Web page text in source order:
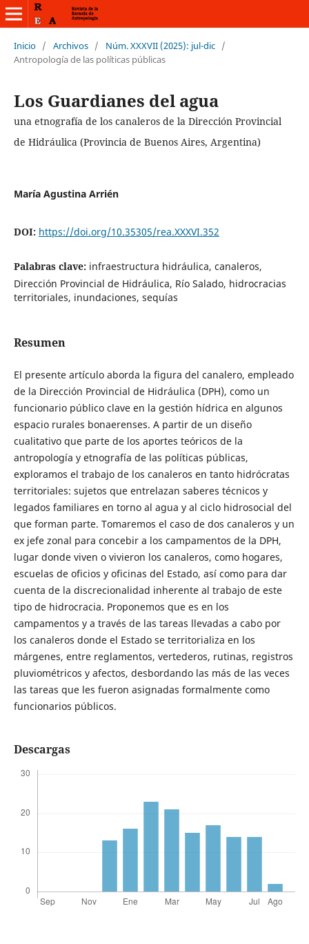
Inicio / Archivos / Núm. XXXVII (2025): jul-dic /
Antropología de las políticas públicas
Los Guardianes del agua
una etnografía de los canaleros de la Dirección Provincial
de Hidráulica (Provincia de Buenos Aires, Argentina)
María Agustina Arrién
DOI: https://doi.org/10.35305/rea.XXXVI.352
Palabras clave: infraestructura hidráulica, canaleros,
Dirección Provincial de Hidráulica, Río Salado, hidrocracias
territoriales, inundaciones, sequías
Resumen
El presente artículo aborda la figura del canalero, empleado
de la Dirección Provincial de Hidráulica (DPH), como un
funcionario público clave en la gestión hídrica en algunos
espacio rurales bonaerenses. A partir de un diseño
cualitativo que parte de los aportes teóricos de la
antropología y etnografía de las políticas públicas,
exploramos el trabajo de los canaleros en tanto hidrócratas
territoriales: sujetos que entrelazan saberes técnicos y
legados familiares en torno al agua y al ciclo hidrosocial del
que forman parte. Tomaremos el caso de dos canaleros y un
ex jefe zonal para concebir a los campamentos de la DPH,
lugar donde viven o vivieron los canaleros, como hogares,
escuelas de oficios y oficinas del Estado, así como para dar
cuenta de la discrecionalidad inherente al trabajo de este
tipo de hidrocracia. Proponemos que es en los
campamentos y a través de las tareas llevadas a cabo por
los canaleros donde el Estado se territorializa en los
márgenes, entre reglamentos, vertederos, rutinas, registros
pluviométricos y afectos, desbordando las más de las veces
las tareas que les fueron asignadas formalmente como
funcionarios públicos.
Descargas